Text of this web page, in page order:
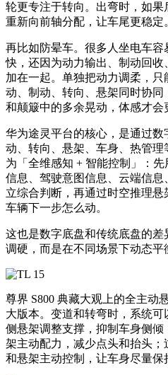
轮更专注于转向。出弯时，如
重新向前轴分配，让车尾更稳定
再比如防晕车。很多人坐电车
快，还因为动力输出、制动回
加在一起。单独把动力调柔，
动、制动、转向、悬架同时协
和颠簸中的多余晃动，体感才会
华为途灵平台的核心，是通过数
动、转向、悬架、车身、热管
为「全维感知 + 智能控制」：
信息、驾驶意图信息、云端信
立综合判断，再通过时空推理
车辆下一步怎么动。
这也是数字底盘和传统底盘的
调硬，而是在不同场景下动态平
尊界 S800 典藏大观上的全主动
大版本。变道和转弯时，系统
侧悬架调整支撑，抑制车身侧
架主动配力，减少点头和抬头
和悬架主动控制，让车身尽量保